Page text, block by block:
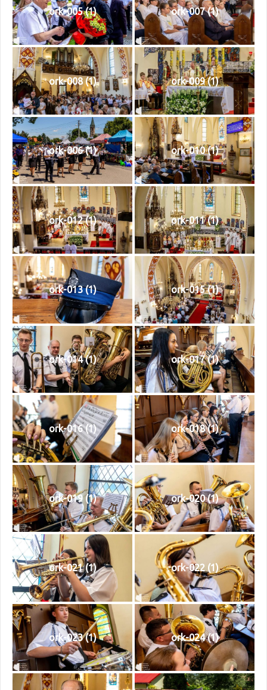
ork-005 (1) ork-007 (1)
ork-008 (1) ork-009 (1)
ork-006 (1) ork-010 (1)
ork-012 (1) ork-011 (1)
ork-013 (1) ork-015 (1)
ork-014 (1) ork-017 (1)
ork-016 (1) ork-018 (1)
ork-019 (1) ork-020 (1)
ork-021 (1) ork-022 (1)
ork-023 (1) ork-024 (1)